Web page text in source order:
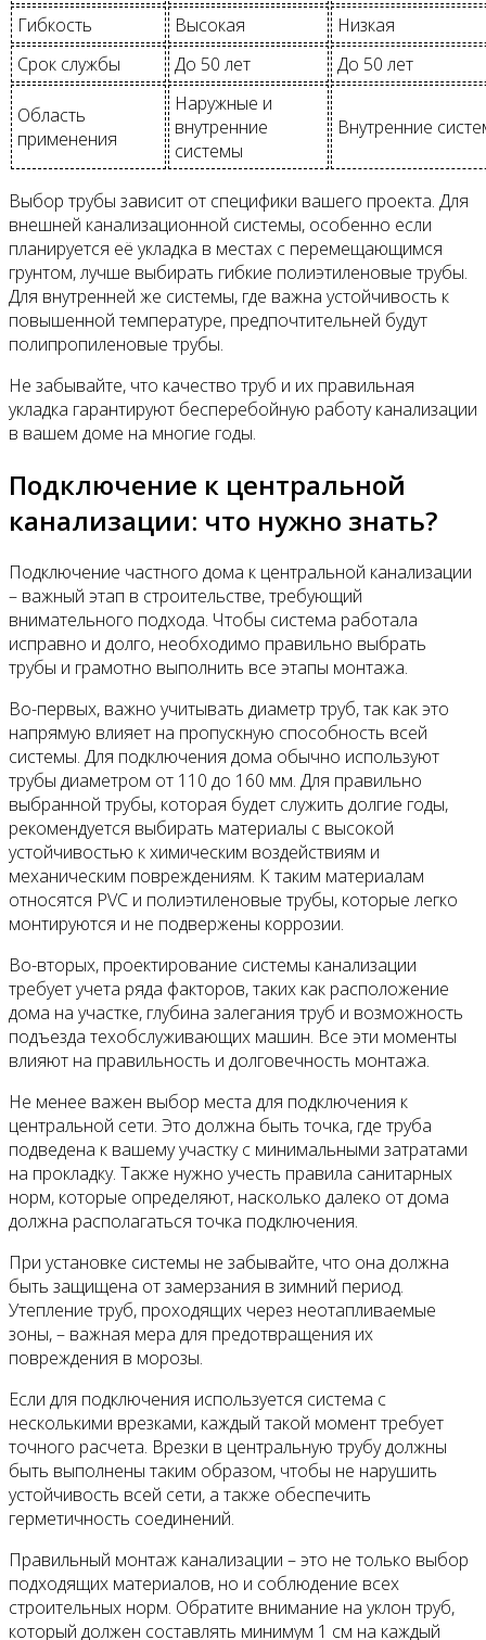
Гибкость Высокая
Низкая
Срок службы
До 50 лет До 50 лет
Область
применения
Наружные и
внутренние
системы
Внутренние
Выбор трубы зависит от специфики вашего проекта. Для
внешней канализационной системы, особенно если
планируется её укладка в местах с перемещающимся
грунтом, лучше выбирать гибкие полиэтиленовые трубы.
Для внутренней же системы, где важна устойчивость к
повышенной температуре, предпочтительней будут
полипропиленовые трубы.
Не забывайте, что качество труб и их правильная
укладка гарантируют бесперебойную работу канализации
в вашем доме на многие годы.
Подключение к центральной
канализации: что нужно знать?
Подключение частного дома к центральной канализации
– важный этап в строительстве, требующий
внимательного подхода. Чтобы система работала
исправно и долго, необходимо правильно выбрать
трубы и грамотно выполнить все этапы монтажа.
Во-первых, важно учитывать диаметр труб, так как это
напрямую влияет на пропускную способность всей
системы. Для подключения дома обычно используют
трубы диаметром от 110 до 160 мм. Для правильно
выбранной трубы, которая будет служить долгие годы,
рекомендуется выбирать материалы с высокой
устойчивостью к химическим воздействиям и
механическим повреждениям. К таким материалам
относятся PVC и полиэтиленовые трубы, которые легко
монтируются и не подвержены коррозии.
Во-вторых, проектирование системы канализации
требует учета ряда факторов, таких как расположение
дома на участке, глубина залегания труб и возможность
подъезда техобслуживающих машин. Все эти моменты
влияют на правильность и долговечность монтажа.
Не менее важен выбор места для подключения к
центральной сети. Это должна быть точка, где труба
подведена к вашему участку с минимальными затратами
на прокладку. Также нужно учесть правила санитарных
норм, которые определяют, насколько далеко от дома
должна располагаться точка подключения.
При установке системы не забывайте, что она должна
быть защищена от замерзания в зимний период.
Утепление труб, проходящих через неотапливаемые
зоны, – важная мера для предотвращения их
повреждения в морозы.
Если для подключения используется система с
несколькими врезками, каждый такой момент требует
точного расчета. Врезки в центральную трубу должны
быть выполнены таким образом, чтобы не нарушить
устойчивость всей сети, а также обеспечить
герметичность соединений.
Правильный монтаж канализации – это не только выбор
подходящих материалов, но и соблюдение всех
строительных норм. Обратите внимание на уклон труб,
который должен составлять минимум 1 см на каждый